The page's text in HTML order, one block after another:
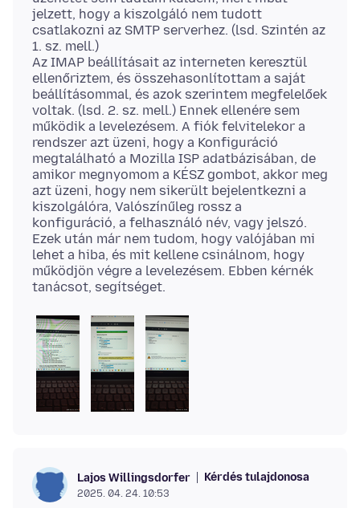
jelzett, hogy a kiszolgáló nem tudott
csatlakozni az SMTP serverhez. (lsd. Szintén az
1. sz. mell.)
Az IMAP beállításait az interneten keresztül
ellenőriztem, és összehasonlítottam a saját
beállításommal, és azok szerintem megfelelőek
voltak. (lsd. 2. sz. mell.) Ennek ellenére sem
működik a levelezésem. A fiók felvitelekor a
rendszer azt üzeni, hogy a Konfiguráció
megtalálható a Mozilla ISP adatbázisában, de
amikor megnyomom a KÉSZ gombot, akkor meg
azt üzeni, hogy nem sikerült bejelentkezni a
kiszolgálóra, Valószínűleg rossz a
konfiguráció, a felhasználó név, vagy jelszó.
Ezek után már nem tudom, hogy valójában mi
lehet a hiba, és mit kellene csinálnom, hogy
működjön végre a levelezésem. Ebben kérnék
Lajos Willingsdorfer Kérdés tulajdonosa
2025. 04. 24. 10:53